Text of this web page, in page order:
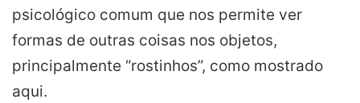
psicológico comum que nos permite ver
formas de outras coisas nos objetos,
principalmente “rostinhos”, como mostrado
aqui.